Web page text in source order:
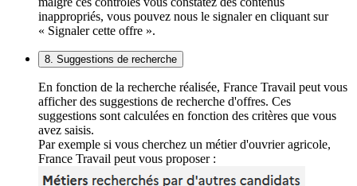
inappropriés, vous pouvez nous le signaler en cliquant sur
« Signaler cette offre ».
8. Suggestions de recherche
En fonction de la recherche réalisée, France Travail peut vous
afficher des suggestions de recherche d'offres. Ces
suggestions sont calculées en fonction des critères que vous
avez saisis.
Par exemple si vous cherchez un métier d'ouvrier agricole,
France Travail peut vous proposer :